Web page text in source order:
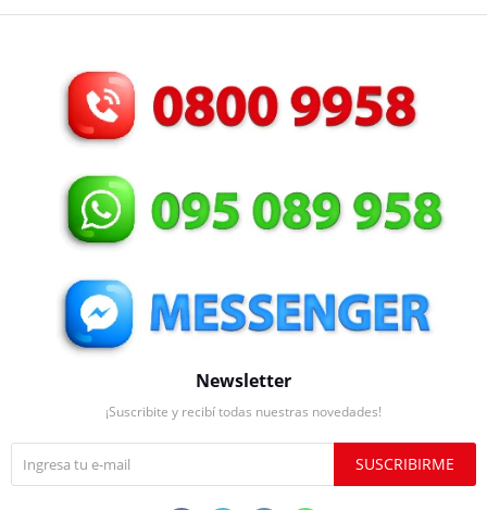
Newsletter
¡Suscribite y recibí todas nuestras novedades!
SUSCRIBIRME